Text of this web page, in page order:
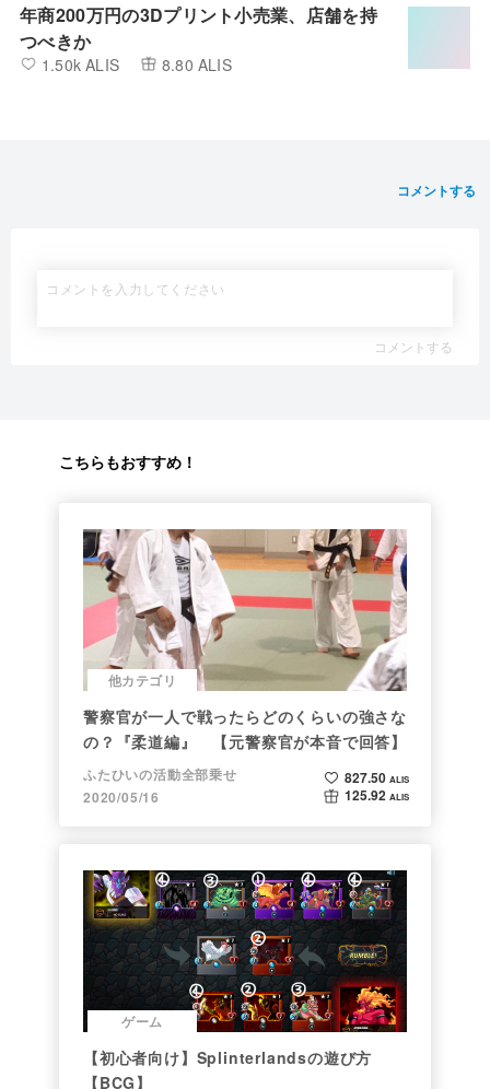
年商200万円の3Dプリント小売業、店舗を持
つべきか
1.50k ALIS 8.80 ALIS
コメントする
コメントする
こちらもおすすめ！
他カテゴリ
警察官が一人で戦ったらどのくらいの強さな
の？『柔道編』 【元警察官が本音で回答】
ふたひいの活動全部乗せ
2020/05/16
827.50 ALIS
125.92 ALIS
ゲーム
【初心者向け】Splinterlandsの遊び方
【BCG】